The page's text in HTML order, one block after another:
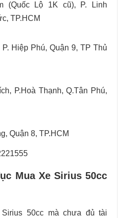
(Quốc Lộ 1K cũ), P. Linh
TP.HCM
Hiệp Phú, Quận 9, TP Thủ
P.Hoà Thạnh, Q.Tân Phú,
Quận 8, TP.HCM
Mua Xe Sirius 50cc
50cc mà chưa đủ tài